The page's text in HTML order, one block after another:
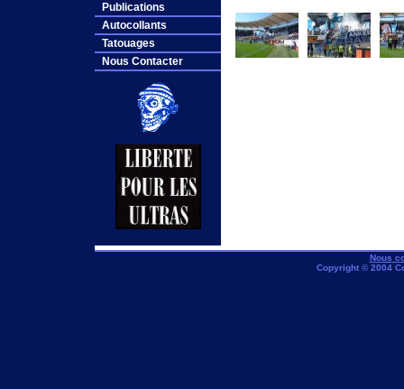
Publications
Autocollants
Tatouages
Nous Contacter
Nous
Copyright © 2004